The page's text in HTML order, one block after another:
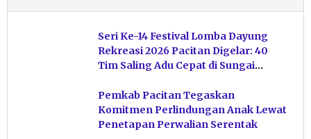
Seri Ke-14 Festival Lomba Dayung
Rekreasi 2026 Pacitan Digelar: 40
Tim Saling Adu Cepat di Sungai
Pemkab Pacitan Tegaskan
Komitmen Perlindungan Anak Lewat
Penetapan Perwalian Serentak